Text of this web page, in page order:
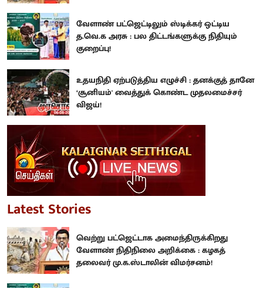
வேளாண் பட்ஜெட்டிலும் ஸ்டிக்கர் ஒட்டிய
த.வெ.க அரசு : பல திட்டங்களுக்கு நிதியும்
குறைப்பு!
உதயநிதி ஏற்படுத்திய எழுச்சி : தனக்குத் தானே
‘சூனியம்' வைத்துக் கொண்ட முதலமைச்சர்
விஜய்!
Latest Stories
வெற்று பட்ஜெட்டாக அமைந்திருக்கிறது
வேளாண் நிதிநிலை அறிக்கை : கழகத்
தலைவர் மு.க.ஸ்டாலின் விமர்சனம்!